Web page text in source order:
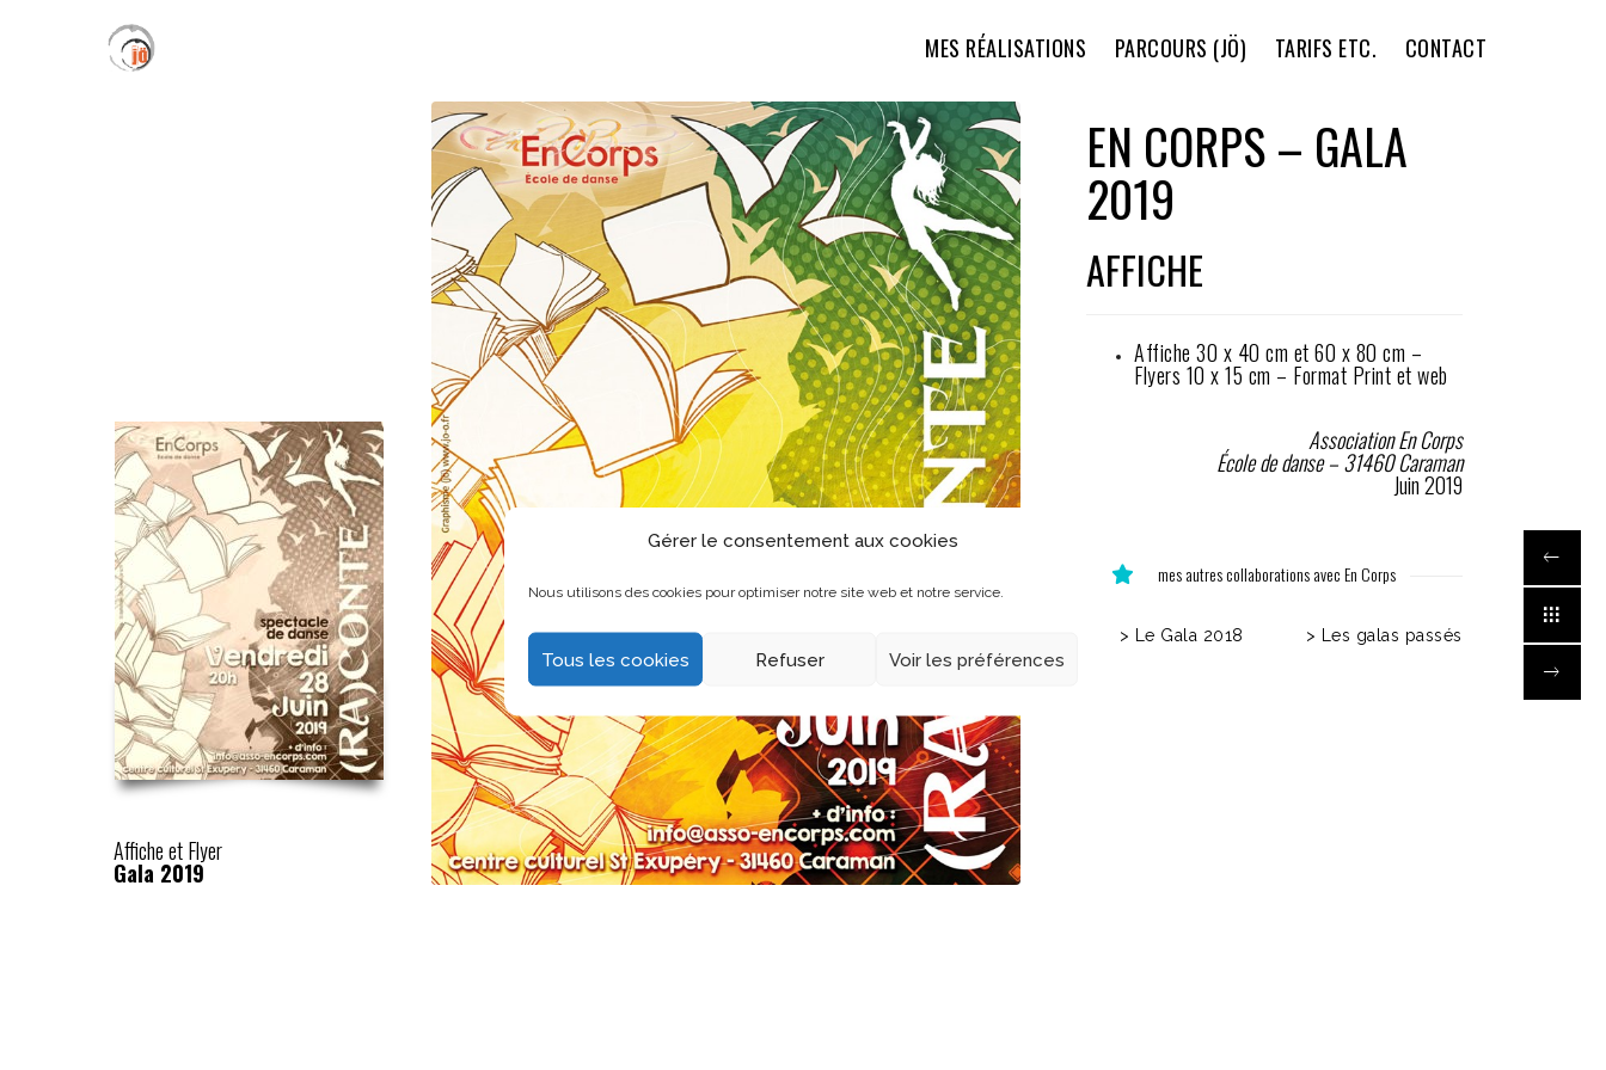
Gérer le consentement aux cookies
Nous utilisons des cookies pour optimiser notre site web et notre service.
Tous les cookies Refuser Voir les préférences
MES RÉALISATIONS PARCOURS (JÖ) TARIFS ETC. CONTACT
Affiche et Flyer
Gala 2019
EN CORPS – GALA
2019
AFFICHE
Affiche 30 x 40 cm et 60 x 80 cm –
Flyers 10 x 15 cm – Format Print et web
Association En Corps
École de danse – 31460 Caraman
Juin 2019
mes autres collaborations avec En Corps
> Le Gala 2018 > Les galas passés